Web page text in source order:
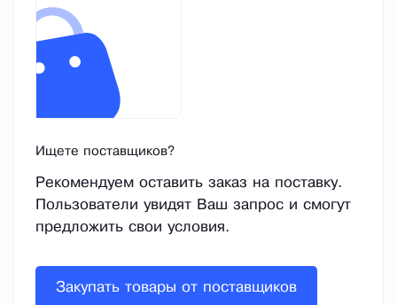
Ищете поставщиков?
Рекомендуем оставить заказ на поставку.
Пользователи увидят Ваш запрос и смогут
предложить свои условия.
Закупать товары от поставщиков